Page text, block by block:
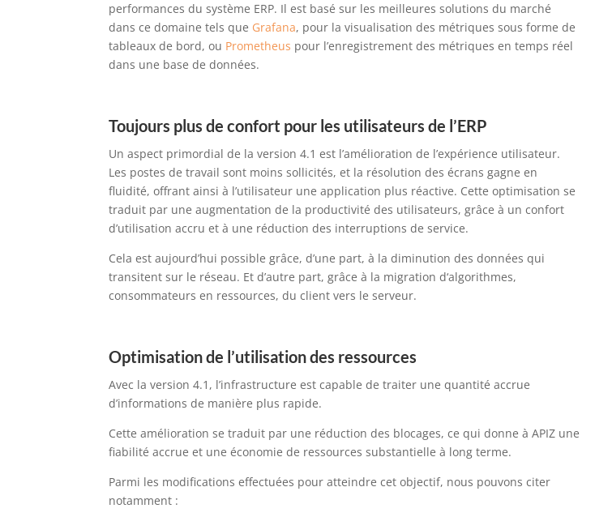
performances du système ERP. Il est basé sur les meilleures solutions du marché
dans ce domaine tels que Grafana, pour la visualisation des métriques sous forme de
tableaux de bord, ou Prometheus pour l’enregistrement des métriques en temps réel
dans une base de données.
Toujours plus de confort pour les utilisateurs de l’ERP
Un aspect primordial de la version 4.1 est l’amélioration de l’expérience utilisateur.
Les postes de travail sont moins sollicités, et la résolution des écrans gagne en
fluidité, offrant ainsi à l’utilisateur une application plus réactive. Cette optimisation se
traduit par une augmentation de la productivité des utilisateurs, grâce à un confort
d’utilisation accru et à une réduction des interruptions de service.
Cela est aujourd’hui possible grâce, d’une part, à la diminution des données qui
transitent sur le réseau. Et d’autre part, grâce à la migration d‘algorithmes,
consommateurs en ressources, du client vers le serveur.
Optimisation de l’utilisation des ressources
Avec la version 4.1, l’infrastructure est capable de traiter une quantité accrue
d’informations de manière plus rapide.
Cette amélioration se traduit par une réduction des blocages, ce qui donne à APIZ une
fiabilité accrue et une économie de ressources substantielle à long terme.
Parmi les modifications effectuées pour atteindre cet objectif, nous pouvons citer
notamment :